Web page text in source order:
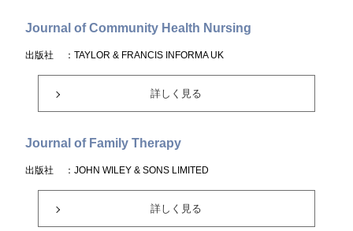
Journal of Community Health Nursing
出版社 ：TAYLOR & FRANCIS INFORMA UK
詳しく見る
Journal of Family Therapy
出版社 ：JOHN WILEY & SONS LIMITED
詳しく見る